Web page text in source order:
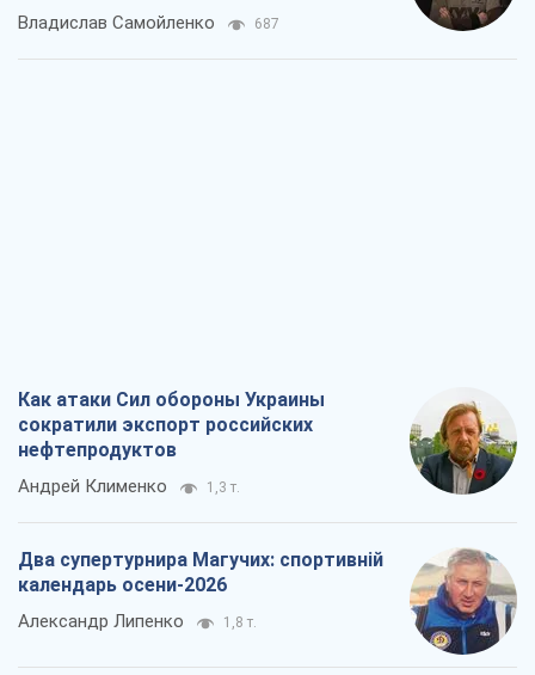
Владислав Самойленко 687
Как атаки Сил обороны Украины
сократили экспорт российских
нефтепродуктов
Андрей Клименко 1,3 т.
Два супертурнира Магучих: спортивній
календарь осени-2026
Александр Липенко 1,8 т.